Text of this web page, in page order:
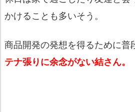
かけることも多いそう。
商品開発の発想を得るために普
テナ張りに余念がない結さん。